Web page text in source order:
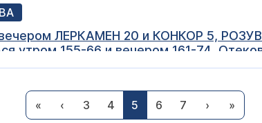
озноб а через некоторое время
серьезную комбинированную терапию и
симптомами. Заочно оценить причину и
дополнительных обследований.
« ‹ 3 4 5 6 7 › »